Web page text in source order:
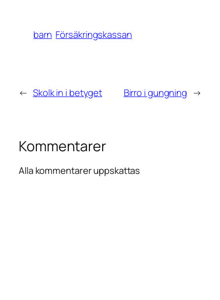
barn Försäkringskassan
← Skolk in i betyget Birro i gungning →
Kommentarer
Alla kommentarer uppskattas